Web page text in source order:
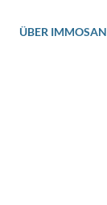
ÜBER IMMOSAN